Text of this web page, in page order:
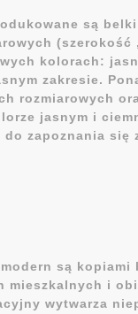
są
kolorach:
zakresie.
rozmiarowych
jasnym i
zapoznania się
są kopiami
mieszkalnych i
wytwarza